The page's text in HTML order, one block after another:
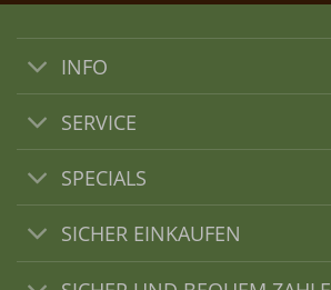
INFO
SERVICE
SPECIALS
SICHER EINKAUFEN